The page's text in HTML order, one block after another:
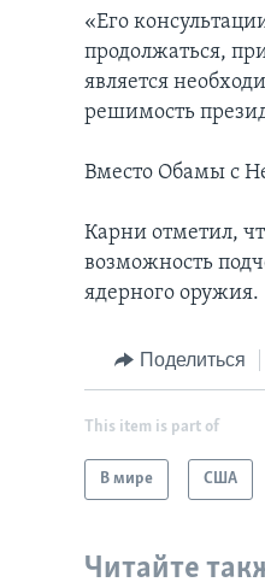
«Его
продолжаться,
является
решимость
Вместо Обамы с
Карни отметил,
возможность
ядерного оружия.
Поделиться
This item is part of
В мире США
Читайте